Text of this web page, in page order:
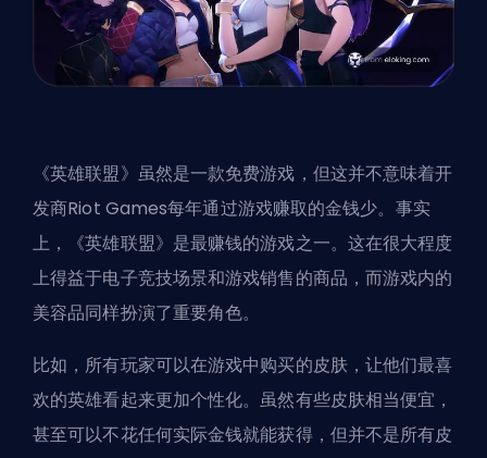
《英雄联盟》虽然是一款免费游戏，但这并不意味着开
发商Riot Games每年通过游戏赚取的金钱少。事实
上，《英雄联盟》是最赚钱的游戏之一。这在很大程度
上得益于电子竞技场景和游戏销售的商品，而游戏内的
美容品同样扮演了重要角色。
比如，所有玩家可以在游戏中购买的皮肤，让他们最喜
欢的英雄看起来更加个性化。虽然有些皮肤相当便宜，
甚至可以不花任何实际金钱就能获得，但并不是所有皮